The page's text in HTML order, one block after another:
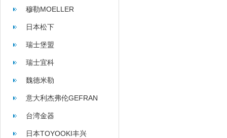
穆勒MOELLER
日本松下
瑞士堡盟
瑞士宜科
魏德米勒
意大利杰弗伦GEFRAN
台湾金器
日本TOYOOKI丰兴